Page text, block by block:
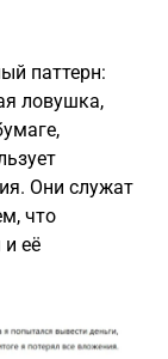
паттерн:
ловушка,
Они служат
что
её